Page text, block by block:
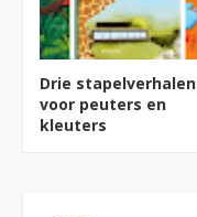
Drie stapelverhalen
voor peuters en
kleuters